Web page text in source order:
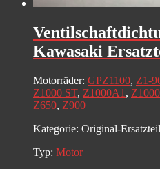
Kawasaki
Motorräder: GPZ1100, Z1-
Z1000 ST, Z1000A1 ,
Z650, Z900
Kategorie: Original-
Typ: Motor